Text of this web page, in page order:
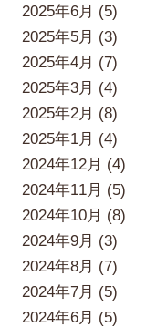
2025年6月 (5)
2025年5月 (3)
2025年4月 (7)
2025年3月 (4)
2025年2月 (8)
2025年1月 (4)
2024年12月 (4)
2024年11月 (5)
2024年10月 (8)
2024年9月 (3)
2024年8月 (7)
2024年7月 (5)
2024年6月 (5)